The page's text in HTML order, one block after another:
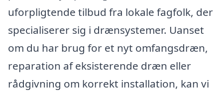
uforpligtende tilbud fra lokale fagfolk, der
specialiserer sig i drænsystemer. Uanset
om du har brug for et nyt omfangsdræn,
reparation af eksisterende dræn eller
rådgivning om korrekt installation, kan vi